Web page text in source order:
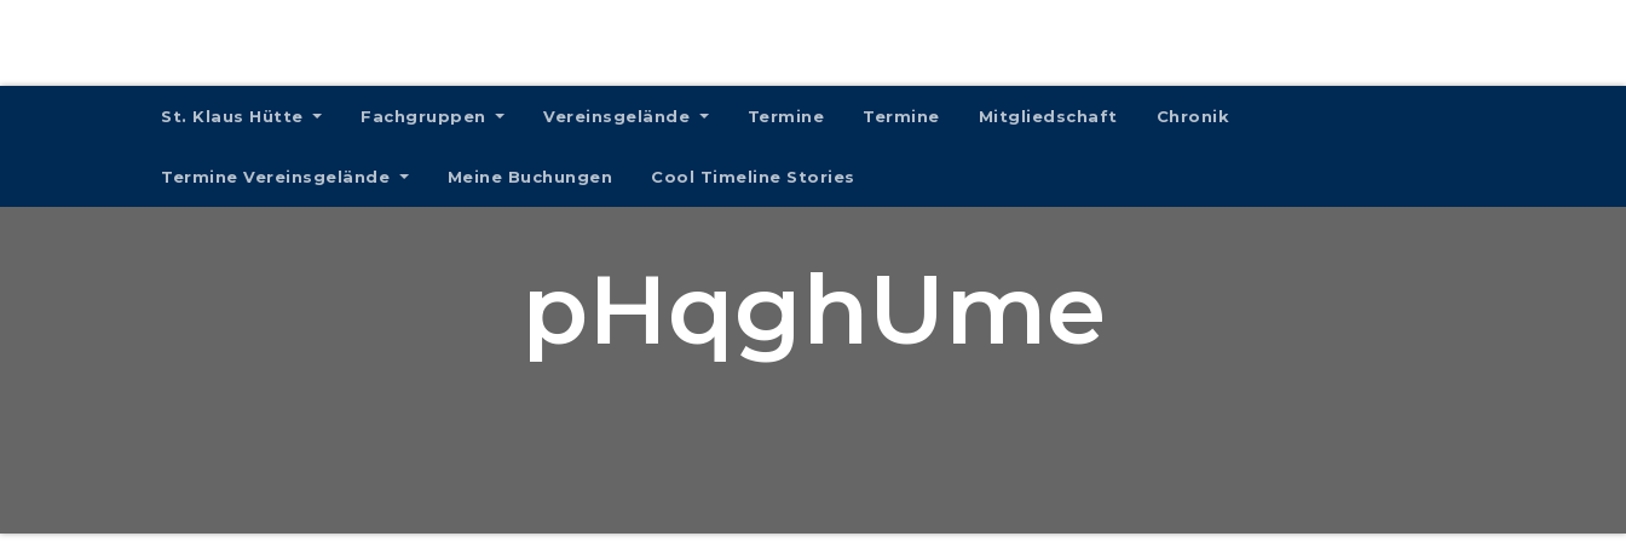
St. Klaus Hütte Fachgruppen Vereinsgelände Termine Termine Mitgliedschaft Chronik
Termine Vereinsgelände Meine Buchungen Cool Timeline Stories
pHqghUme